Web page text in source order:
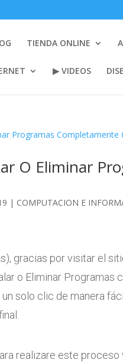
TIENDA ONLINE
▶ VIDEOS
O Eliminar
| COMPUTACION E
gracias por visitar el
o Eliminar Programas
solo clic de manera
realizare este